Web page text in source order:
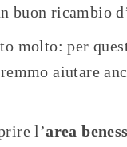
buon ricambio
molto: per
aiutare
l’area